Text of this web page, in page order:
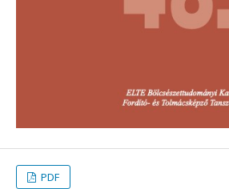
PDF